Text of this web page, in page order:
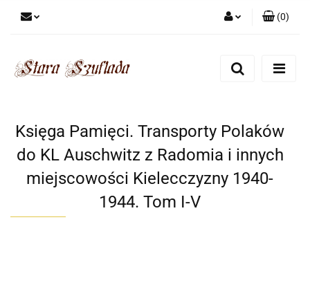
Zarejestruj się
(0)
Księga Pamięci. Transporty Polaków
do KL Auschwitz z Radomia i innych
miejscowości Kielecczyzny 1940-
1944. Tom I-V